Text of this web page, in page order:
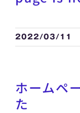
保有技術
お問い合わせ
求人情報
2022/03/11
ホームペ
た